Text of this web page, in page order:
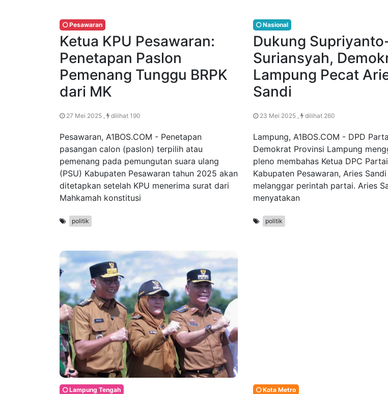
Pesawaran
Ketua KPU Pesawaran:
Penetapan Paslon
Pemenang Tunggu BRPK
dari MK
27 Mei 2025 , dilihat 190
Pesawaran, A1BOS.COM - Penetapan
pasangan calon (paslon) terpilih atau
pemenang pada pemungutan suara ulang
(PSU) Kabupaten Pesawaran tahun 2025 akan
ditetapkan setelah KPU menerima surat dari
Mahkamah konstitusi
politik
Nasional
Dukung
Suriansyah,
Lampung Pecat
Sandi
23 Mei 2025 , dilihat 260
Lampung, A1BOS.COM - DPD
Demokrat Provinsi Lampung
pleno membahas Ketua DPC
Kabupaten Pesawaran, Aries
melanggar perintah partai. Aries
menyatakan
politik
Lampung Tengah Kota Metro